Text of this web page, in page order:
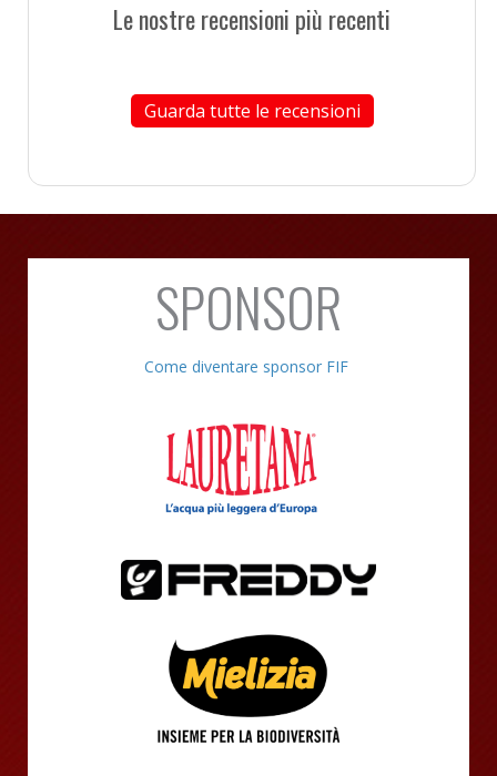
Le nostre recensioni più recenti
Guarda tutte le recensioni
SPONSOR
Come diventare sponsor FIF